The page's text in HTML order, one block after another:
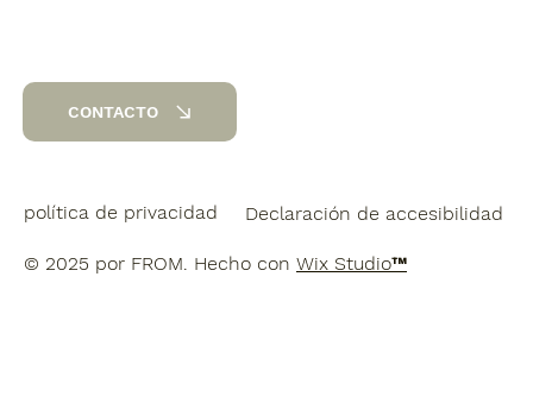
CONTACTO
política de privacidad Declaración de accesibilidad
© 2025 por FROM. Hecho con Wix Studio™